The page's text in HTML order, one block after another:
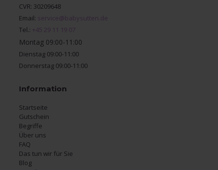
CVR: 30209648
Email: service@babysutten.de
Tel.: +45 29 11 19 07
Montag 09:00-11:00
Dienstag 09:00-11:00
Donnerstag 09:00-11:00
Information
Startseite
Gutschein
Begriffe
Über uns
FAQ
Das tun wir für Sie
Blog